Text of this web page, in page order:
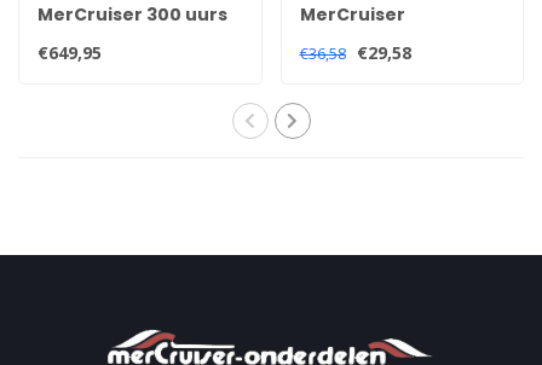
MerCruiser 300 uurs
transom service kit
Alpha One
€649,95
MerCruiser
Quicksilver high
performance
92-858064QB1
€36,58 €29,58